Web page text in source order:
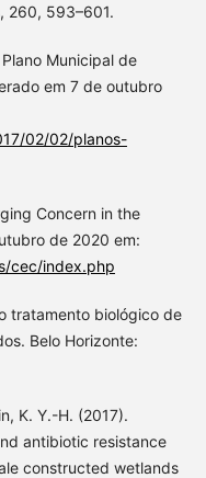
260, 593–601.
Municipal de
em 7 de outubro
02/02/planos-
Concern in the
de 2020 em:
cec/index.php
tratamento biológico de
Belo Horizonte:
K. Y.-H. (2017).
antibiotic resistance
constructed wetlands